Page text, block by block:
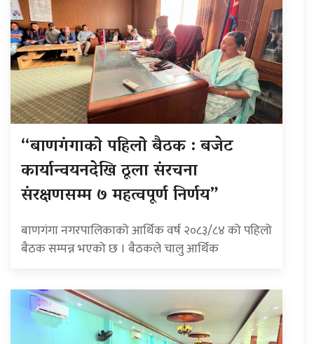
“बाणगंगाको पहिलो बैठक : बजेट
कार्यान्वयनदेखि ठूला संरचना
संरक्षणसम्म ७ महत्वपूर्ण निर्णय”
बाणगंगा नगरपालिकाको आर्थिक वर्ष २०८३/८४ को पहिलो
बैठक सम्पन्न भएको छ । बैठकले चालु आर्थिक